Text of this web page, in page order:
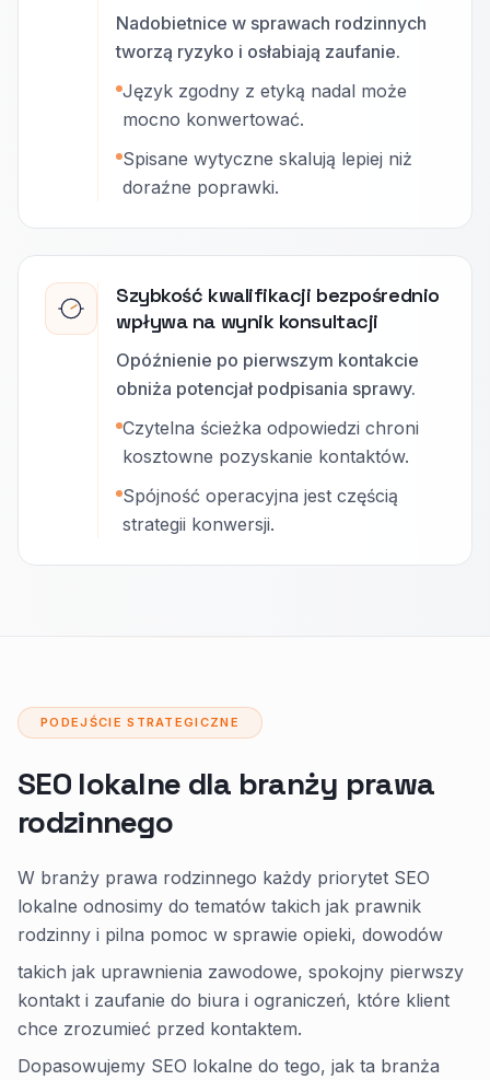
Nadobietnice w sprawach rodzinnych
tworzą ryzyko i osłabiają zaufanie.
Język zgodny z etyką nadal może
mocno konwertować.
Spisane wytyczne skalują lepiej niż
doraźne poprawki.
Szybkość kwalifikacji bezpośrednio
wpływa na wynik konsultacji
Opóźnienie po pierwszym kontakcie
obniża potencjał podpisania sprawy.
Czytelna ścieżka odpowiedzi chroni
kosztowne pozyskanie kontaktów.
Spójność operacyjna jest częścią
strategii konwersji.
PODEJŚCIE STRATEGICZNE
SEO lokalne dla branży prawa
rodzinnego
W branży prawa rodzinnego każdy priorytet SEO
lokalne odnosimy do tematów takich jak prawnik
rodzinny i pilna pomoc w sprawie opieki, dowodów
takich jak uprawnienia zawodowe, spokojny pierwszy
kontakt i zaufanie do biura i ograniczeń, które klient
chce zrozumieć przed kontaktem.
Dopasowujemy SEO lokalne do tego, jak ta branża